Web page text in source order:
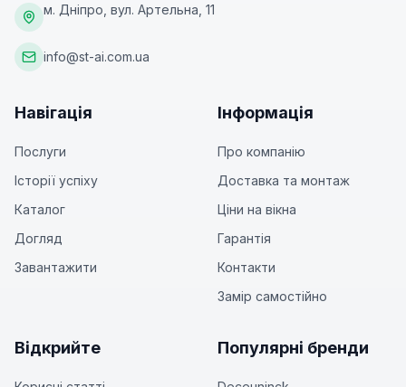
м. Дніпро, вул. Артельна, 11
info@st-ai.com.ua
Навігація
Послуги
Історії успіху
Каталог
Догляд
Завантажити
Інформація
Про компанію
Доставка та монтаж
Ціни на вікна
Гарантія
Контакти
Замір самостійно
Відкрийте Популярні бренди